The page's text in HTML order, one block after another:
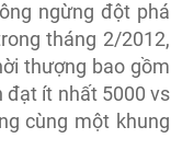
ngừng đột phá
tháng 2/2012,
thượng bao gồm
đạt ít nhất 5000 vs
cùng một khung